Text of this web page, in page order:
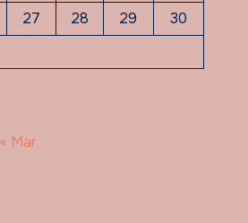
27 28 29
30
« Mar